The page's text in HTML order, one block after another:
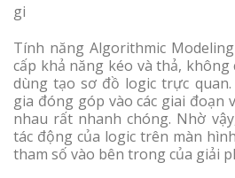
Tính năng Algorithmic
cấp khả năng kéo và thả,
dùng tạo sơ đồ logic trực
gia đóng góp vào các giai đoạn
nhau rất nhanh chóng. Nhờ
tác động của logic trên màn
tham số vào bên trong của giải